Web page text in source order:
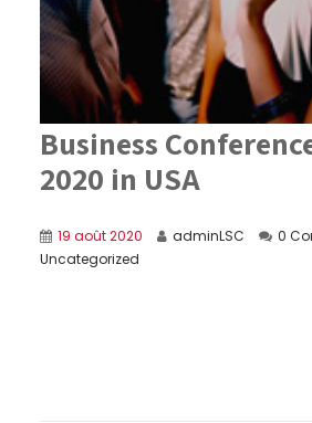
Business
2020 in USA
19 août 2020 adminLSC
0
Uncategorized